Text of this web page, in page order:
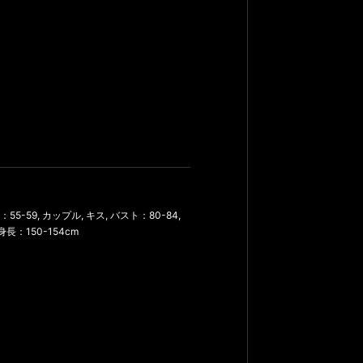
55-59, カップル, キス, バスト：80-84,
長：150-154cm